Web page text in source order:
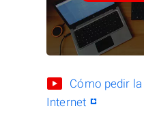
Cómo pedir
Internet